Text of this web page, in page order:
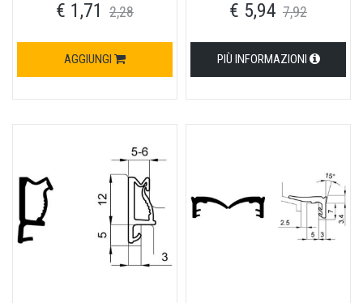
€ 1,71 2,28
AGGIUNGI
€ 5,94 7,92
PIÙ INFORMAZIONI